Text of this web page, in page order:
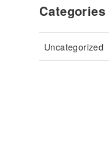
Categories
Uncategorized